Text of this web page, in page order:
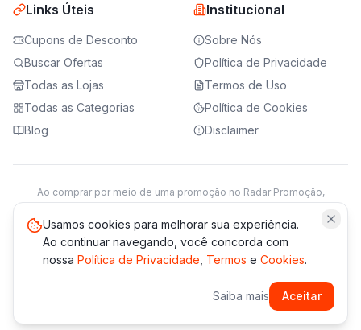
Links Úteis
Cupons de Desconto
Buscar Ofertas
Todas as Lojas
Todas as Categorias
Blog
Institucional
Sobre Nós
Política de Privacidade
Termos de Uso
Política de Cookies
Disclaimer
Ao comprar por meio de uma promoção no Radar Promoção,
Saiba mais
*Os preços e disponibilidade podem variar. Verifique sempre
Usamos cookies para melhorar sua experiência.
Ao continuar navegando, você concorda com
nossa Política de Privacidade Termos e Cookies.
Saiba mais Aceitar